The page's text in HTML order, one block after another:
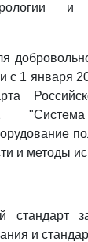
и
с 1 января
"Система
и методы
стандарт
и